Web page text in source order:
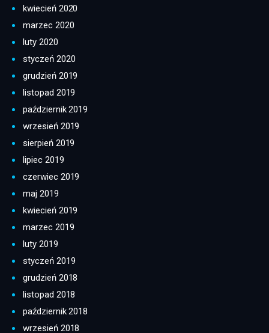
kwiecień 2020
marzec 2020
luty 2020
styczeń 2020
grudzień 2019
listopad 2019
październik 2019
wrzesień 2019
sierpień 2019
lipiec 2019
czerwiec 2019
maj 2019
kwiecień 2019
marzec 2019
luty 2019
styczeń 2019
grudzień 2018
listopad 2018
październik 2018
wrzesień 2018